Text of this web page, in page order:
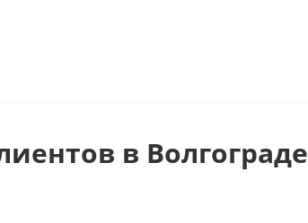
в Волгограде